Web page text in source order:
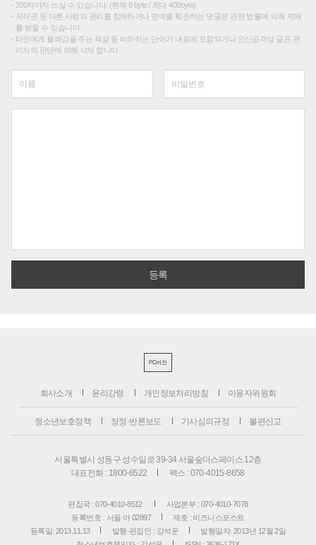
200자까지 쓰실 수 있습니다. (현재 0 byte / 최대 400byte)
저작권 등 다른 사람의 권리를 침해하거나 명예를 훼손하는 댓글은 관련 법률에 의해 제재
를 받을 수 있습니다.
타인에게 불쾌감을 주는 욕설 등 비하하는 단어가 내용에 포함되거나 인신공격성 글은 관
리자의 판단에 의해 삭제 합니다.
PC버전
회사소개 윤리강령 개인정보처리방침 이용자위원회
청소년보호정책 정정·반론보도 기사심의규정 불편신고
서울특별시 성동구 성수일로 39-34 서울숲더스페이스 12층
대표전화 : 1800-6522
팩스 : 070-4015-8658
편집국 : 070-4010-8512
사업본부 : 070-4010-7078
등록번호 : 서울 아 02897
제호 : 비즈니스포스트
등록일: 2013.11.13
발행·편집인 : 강석운
발행일자: 2013년 12월 2일